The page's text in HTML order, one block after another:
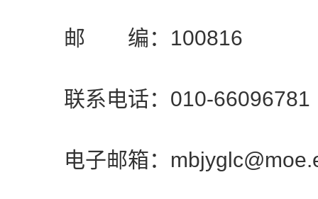
邮 编：100816
联系电话：010-66096781
电子邮箱：